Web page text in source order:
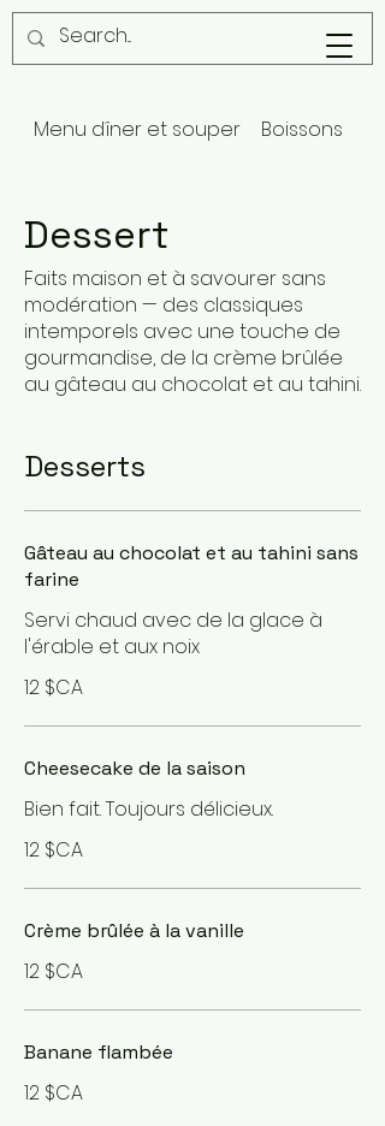
Menu dîner et souper Boissons
Dessert
Faits maison et à savourer sans
modération — des classiques
intemporels avec une touche de
gourmandise, de la crème brûlée
au gâteau au chocolat et au tahini.
Desserts
Gâteau au chocolat et au tahini sans
farine
Servi chaud avec de la glace à
l'érable et aux noix
12 $CA
Cheesecake de la saison
Bien fait. Toujours délicieux.
12 $CA
Crème brûlée à la vanille
12 $CA
Banane flambée
12 $CA